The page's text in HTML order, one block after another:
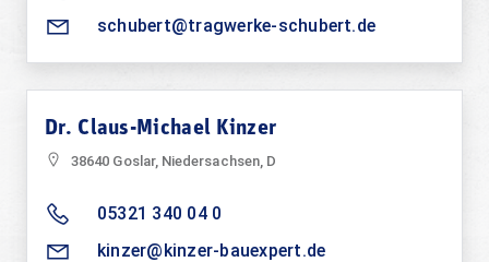
schubert@tragwerke-schubert.de
Dr. Claus-Michael Kinzer
38640 Goslar, Niedersachsen, D
05321 340 04 0
kinzer@kinzer-bauexpert.de